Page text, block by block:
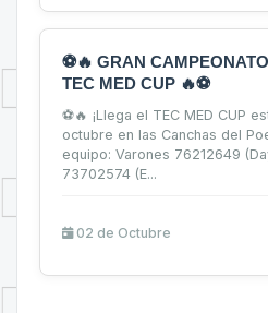
⚽🔥 GRAN
TEC MED CUP 🔥⚽
⚽🔥 ¡Llega el TEC MED CUP
octubre en las Canchas del
equipo: Varones 76212649
73702574 (E...
02 de Octubre